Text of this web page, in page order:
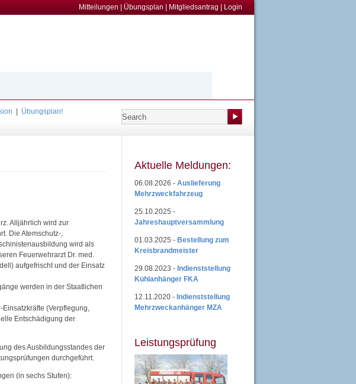
Mitteilungen Übungsplan Mitgliedsantrag Login
Übungsplan!
Alljährlich wird zur
Die Atemschutz-,
wird als
Feuerwehrarzt Dr. med.
aufgefrischt und der Einsatz
werden in der Staatlichen
(Verpflegung,
Entschädigung der
des Ausbildungsstandes der
durchgeführt.
(in sechs Stufen):
Aktuelle Meldungen:
06.08.2026 - Auslieferung
Mehrzweckfahrzeug
25.10.2025 -
Jahreshauptversammlung
01.03.2025 - Bestellung zum
Kreisbrandmeister
29.08.2023 - Indienststellung
Kühlanhänger FKA
12.11.2020 - Indienststellung
Mehrzweckanhänger MZA
Leistungsprüfung